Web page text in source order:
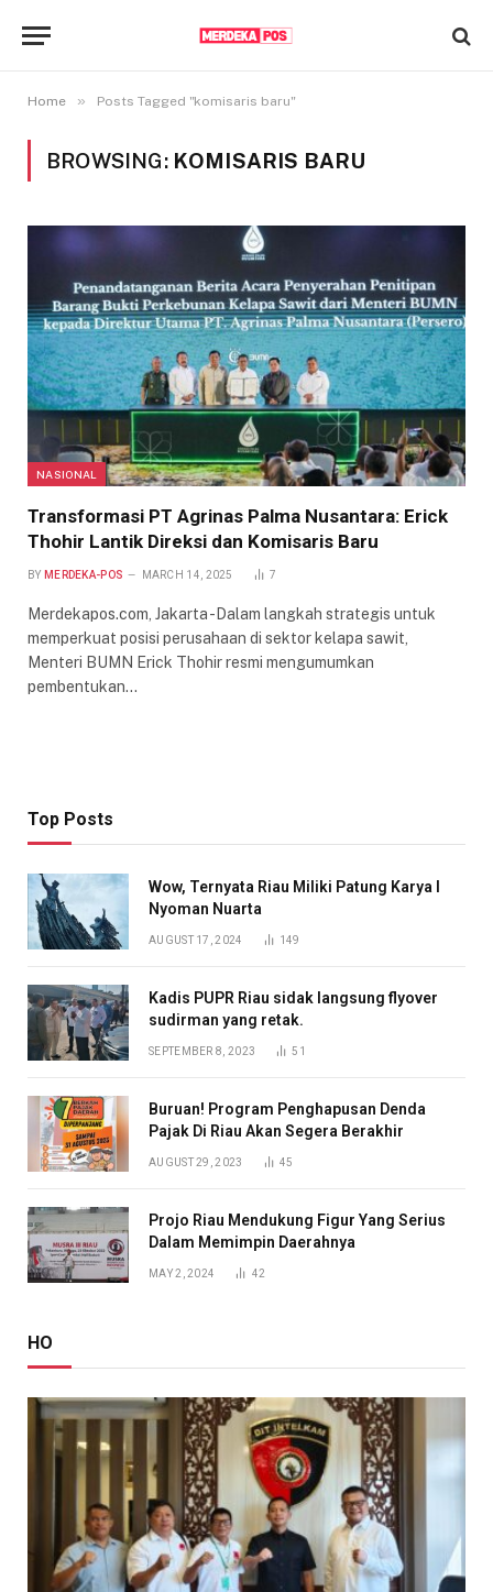
Home » Posts Tagged "komisaris baru"
BROWSING: KOMISARIS BARU
NASIONAL
Transformasi PT Agrinas Palma Nusantara: Erick
Thohir Lantik Direksi dan Komisaris Baru
BY MERDEKA-POS MARCH 14, 2025 7
Merdekapos.com, Jakarta -Dalam langkah strategis untuk
memperkuat posisi perusahaan di sektor kelapa sawit,
Menteri BUMN Erick Thohir resmi mengumumkan
pembentukan…
Top Posts
Wow, Ternyata Riau Miliki Patung Karya I
Nyoman Nuarta
AUGUST 17, 2024 149
Kadis PUPR Riau sidak langsung flyover
sudirman yang retak.
SEPTEMBER 8, 2023 51
Buruan! Program Penghapusan Denda
Pajak Di Riau Akan Segera Berakhir
AUGUST 29, 2023 45
Projo Riau Mendukung Figur Yang Serius
Dalam Memimpin Daerahnya
MAY 2, 2024 42
HO